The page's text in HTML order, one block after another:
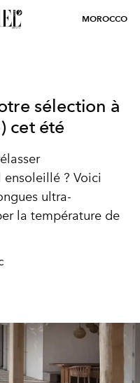
MOROCCO
sélection à
cet été
? Voici
ultra-
la température de